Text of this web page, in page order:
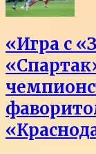
«Игра с